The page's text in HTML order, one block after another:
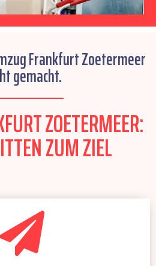
Frankfurt Zoetermeer
gemacht.
ZOETERMEER:
ZUM ZIEL